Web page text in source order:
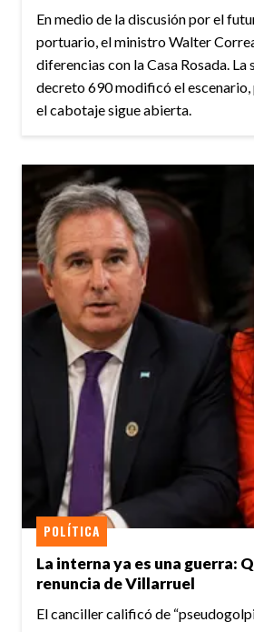
En medio de la discusión por el
portuario, el ministro Walter
diferencias con la Casa Rosada. La
decreto 690 modificó el
el cabotaje sigue abierta.
La interna ya es una guerra:
renuncia de Villarruel
POLÍTICA
El canciller calificó de